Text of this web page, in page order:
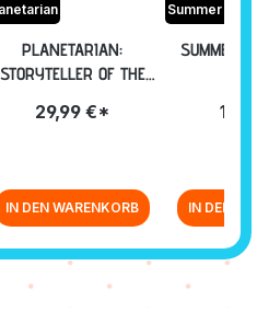
PLANETARIAN:
STORYTELLER OF THE
GLOBE [DVD]
29,99 €*
IN DEN WARENKORB
Summer
SUMMER
IN DEN
Navigation